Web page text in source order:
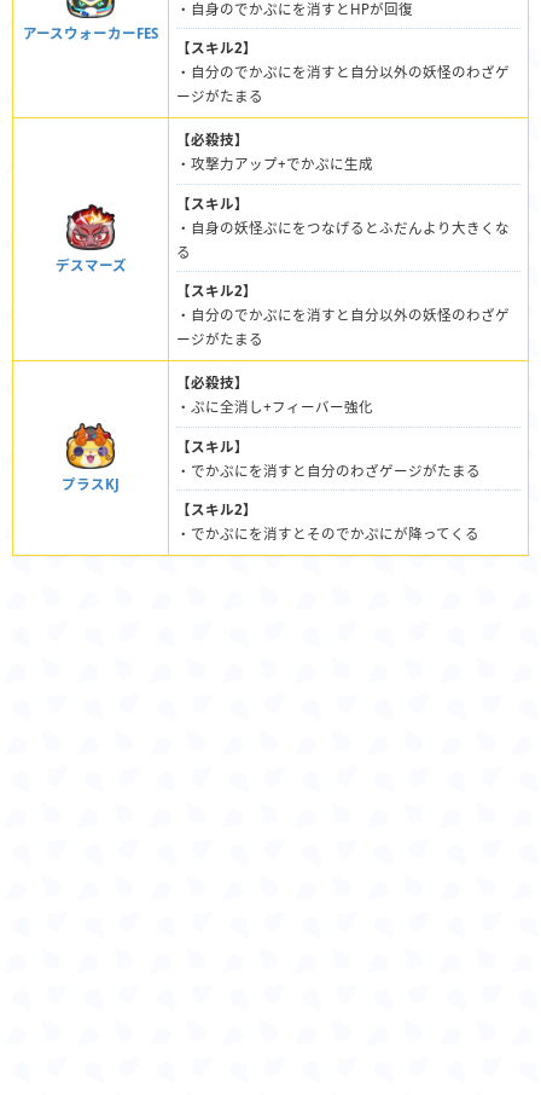
アースウォーカーFES
・自身のでかぷにを消すとHPが回復
【スキル2】
・自分のでかぷにを消すと自分以外の妖怪のわざゲ
ージがたまる
デスマーズ
【必殺技】
・攻撃力アップ+でかぷに生成
【スキル】
・自身の妖怪ぷにをつなげるとふだんより大きくな
る
【スキル2】
・自分のでかぷにを消すと自分以外の妖怪のわざゲ
ージがたまる
プラスKJ
【必殺技】
・ぷに全消し+フィーバー強化
【スキル】
・でかぷにを消すと自分のわざゲージがたまる
【スキル2】
・でかぷにを消すとそのでかぷにが降ってくる